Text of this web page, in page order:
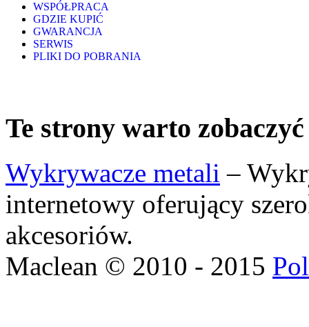
WSPÓŁPRACA
GDZIE KUPIĆ
GWARANCJA
SERWIS
PLIKI DO POBRANIA
Te strony warto zobaczyć
Wykrywacze metali –
internetowy oferujący
akcesoriów.
Maclean © 2010 - 2015